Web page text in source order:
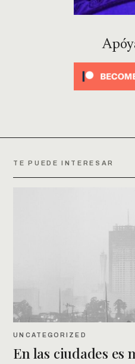
TE PUEDE INTERESAR
UNCATEGORIZED
En las ciudades es